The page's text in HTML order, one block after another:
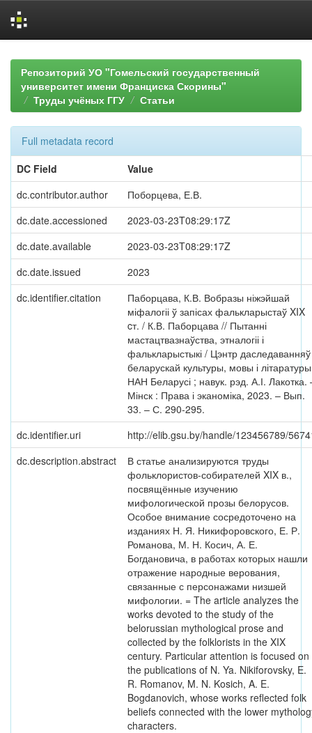
navigationРепозиторий УО "Гомельский государственный
университет имени Франциска Скорины"
Труды учёных ГГУ
Статьи
Full metadata record
DC Field
Value
dc.contributor.author
Поборцева, Е.В.
dc.date.accessioned
2023-03-23T08:29:17Z
dc.date.available
2023-03-23T08:29:17Z
dc.date.issued
2023
dc.identifier.citation
Паборцава, К.В. Вобразы ніжэйшай
міфалогіі ў запісах фалькларыстаў XIX
cт. / К.В. Паборцава // Пытанні
мастацтвазнаўства, этналогіі і
фалькларыстыкі / Цэнтр даследаванняў
беларускай культуры, мовы і літаратуры
НАН Беларусі ; навук. рэд. А.І. Лакотка.
Мінск : Права і эканоміка, 2023. – Вып.
33. – С. 290-295.
dc.identifier.uri
http://elib.gsu.by/handle/123456789/
dc.description.abstract
В статье анализируются труды
фольклористов-собирателей XIX в.,
посвящённые изучению
мифологической прозы белорусов.
Особое внимание сосредоточено на
изданиях Н. Я. Никифоровского, Е. Р.
Романова, М. Н. Косич, А. Е.
Богдановича, в работах которых нашли
отражение народные верования,
связанные с персонажами низшей
мифологии. = The article analyzes the
works devoted to the study of the
belorussian mythological prose and
collected by the folklorists in the XIX
century. Particular attention is focused on
the publications of N. Ya. Nikiforovsky, E.
R. Romanov, M. N. Kosich, A. E.
Bogdanovich, whose works reflected folk
beliefs connected with the lower
characters.